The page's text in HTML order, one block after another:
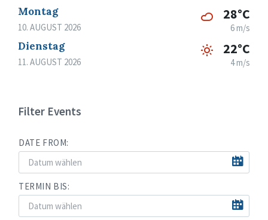
Montag
10. AUGUST 2026
28°C
6 m/s
Dienstag
11. AUGUST 2026
22°C
4 m/s
Filter Events
DATE FROM:
TERMIN BIS: